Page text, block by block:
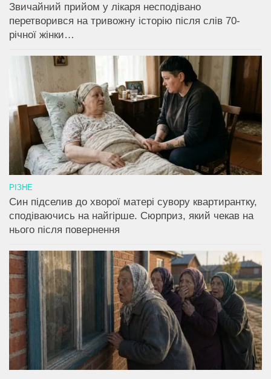
Звичайний прийом у лікаря несподівано
перетворився на тривожну історію після слів 70-
річної жінки…
РІЗНЕ
Син підселив до хворої матері сувору квартирантку,
сподіваючись на найгірше. Сюрприз, який чекав на
нього після повернення